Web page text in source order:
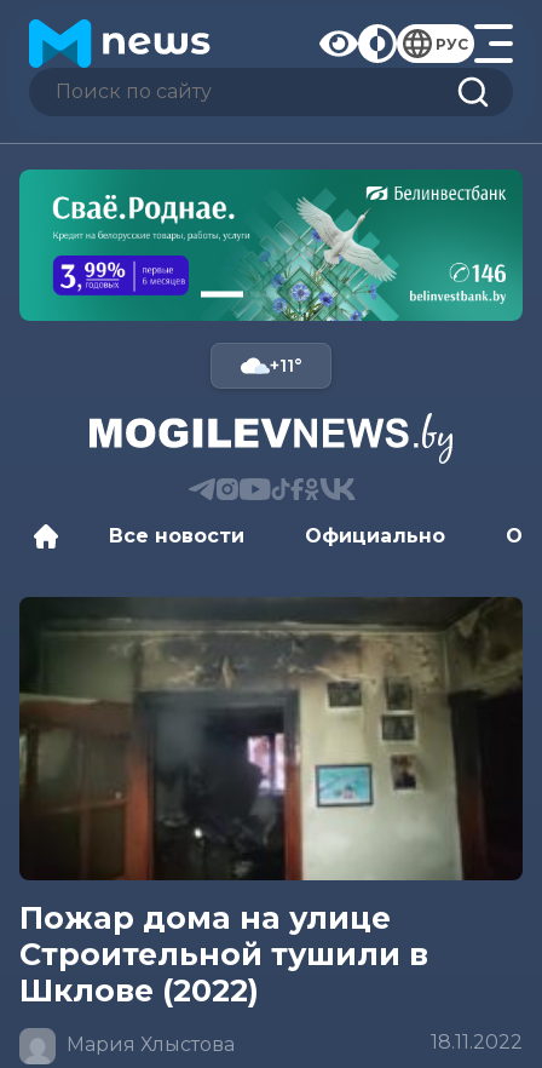
РУС
+11°
Все новости Официально
Пожар дома на улице
Строительной тушили в
Шклове (2022)
Мария Хлыстова 18.11.2022